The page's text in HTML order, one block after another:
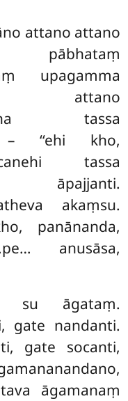
attano attano
pābhataṃ
upagamma
tassa
– ‘‘ehi kho,
tassa
āpajjanti.
akaṃsu.
panānanda,
anusāsa,
su āgataṃ.
gate nandanti.
gate socanti,
āgamanaṃ